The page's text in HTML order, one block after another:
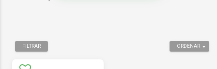
ORDENAR
FILTRAR